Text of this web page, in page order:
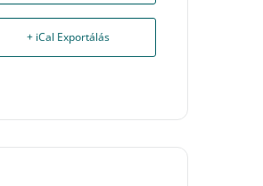
+ iCal Exportálás